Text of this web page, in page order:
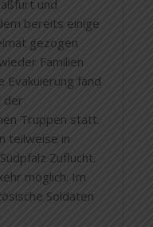
und
bereits einige
gezogen
Familien
Evakuierung fand
der
Truppen statt.
teilweise in
Zuflucht.
möglich. Im
Soldaten